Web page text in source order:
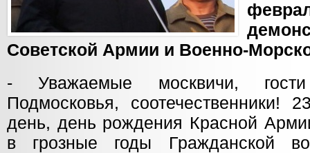
Советской Армии и Военно-
- Уважаемые москвичи,
Подмосковья,
день, день рождения Красной
в грозные годы Гражданской